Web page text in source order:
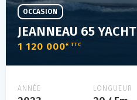
JEANNEAU 65 YACHT
1 120 000€ TTC
OCCASION
ANNÉE LONGUEUR